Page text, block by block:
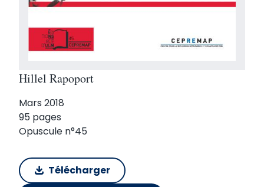
Hillel Rapoport
Mars 2018
95 pages
Opuscule n°45
Télécharger